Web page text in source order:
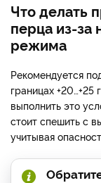
Что делать
перца из-за
режима
Рекомендуется
границах +20…+25
выполнить это
стоит спешить с
учитывая